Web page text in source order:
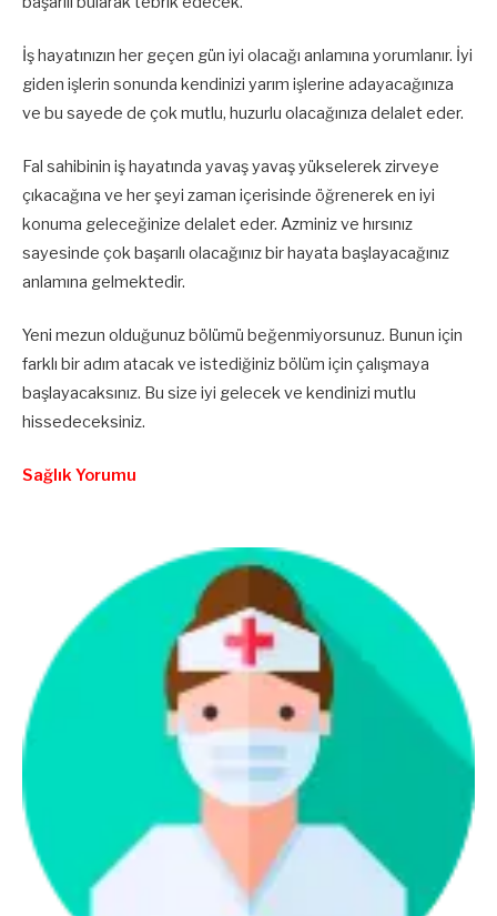
İş hayatınızın her geçen gün iyi olacağı anlamına yorumlanır. İyi
giden işlerin sonunda kendinizi yarım işlerine adayacağınıza
ve bu sayede de çok mutlu, huzurlu olacağınıza delalet eder.
Fal sahibinin iş hayatında yavaş yavaş yükselerek zirveye
çıkacağına ve her şeyi zaman içerisinde öğrenerek en iyi
konuma geleceğinize delalet eder. Azminiz ve hırsınız
sayesinde çok başarılı olacağınız bir hayata başlayacağınız
anlamına gelmektedir.
Yeni mezun olduğunuz bölümü beğenmiyorsunuz. Bunun için
farklı bir adım atacak ve istediğiniz bölüm için çalışmaya
başlayacaksınız. Bu size iyi gelecek ve kendinizi mutlu
hissedeceksiniz.
Sağlık Yorumu